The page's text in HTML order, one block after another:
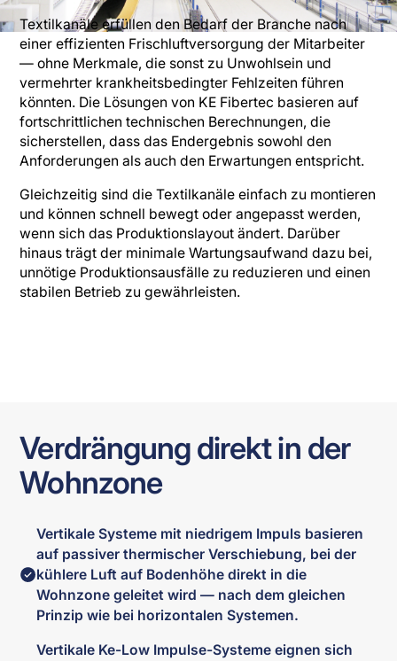
Textilkanäle erfüllen den Bedarf der Branche nach
einer effizienten Frischluftversorgung der Mitarbeiter
— ohne Merkmale, die sonst zu Unwohlsein und
vermehrter krankheitsbedingter Fehlzeiten führen
könnten. Die Lösungen von KE Fibertec basieren auf
fortschrittlichen technischen Berechnungen, die
sicherstellen, dass das Endergebnis sowohl den
Anforderungen als auch den Erwartungen entspricht.
Gleichzeitig sind die Textilkanäle einfach zu montieren
und können schnell bewegt oder angepasst werden,
wenn sich das Produktionslayout ändert. Darüber
hinaus trägt der minimale Wartungsaufwand dazu bei,
unnötige Produktionsausfälle zu reduzieren und einen
stabilen Betrieb zu gewährleisten.
Verdrängung direkt in der
Wohnzone
Vertikale Systeme mit niedrigem Impuls basieren
auf passiver thermischer Verschiebung, bei der
kühlere Luft auf Bodenhöhe direkt in die
Wohnzone geleitet wird — nach dem gleichen
Prinzip wie bei horizontalen Systemen.
Vertikale Ke-Low Impulse-Systeme eignen sich